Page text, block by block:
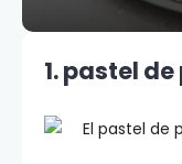
1. pastel